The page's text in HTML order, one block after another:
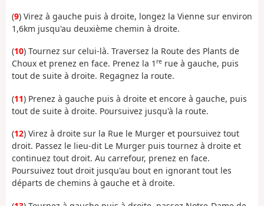
(9) Virez à gauche puis à droite, longez la Vienne sur environ
1,6km jusqu'au deuxième chemin à droite.
(10) Tournez sur celui-là. Traversez la Route des Plants de
Choux et prenez en face. Prenez la 1 re rue à gauche, puis
tout de suite à droite. Regagnez la route.
(11) Prenez à gauche puis à droite et encore à gauche, puis
tout de suite à droite. Poursuivez jusqu'à la route.
(12) Virez à droite sur la Rue le Murger et poursuivez tout
droit. Passez le lieu-dit Le Murger puis tournez à droite et
continuez tout droit. Au carrefour, prenez en face.
Poursuivez tout droit jusqu'au bout en ignorant tout les
départs de chemins à gauche et à droite.